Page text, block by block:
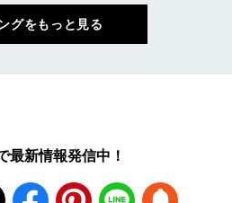
グをもっと見る
最新情報発信中！